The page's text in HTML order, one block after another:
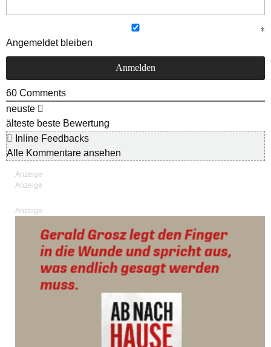
Angemeldet bleiben
60 Comments
neuste
älteste beste Bewertung
Inline Feedbacks
Alle Kommentare ansehen
Anzeige